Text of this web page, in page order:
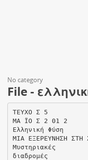
No category
File -
ΤΕΥΧΟ Σ 5
ΜΑ ΪΟ Σ 2 01 2
Ελληνική Φύση
ΜΙΑ ΕΞΕΡΕΥΝΗΣΗ ΣΤΗ
Μυστηριακές
διαδρομές